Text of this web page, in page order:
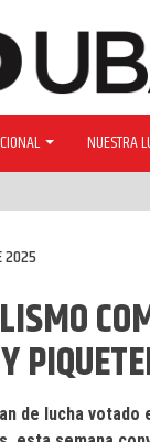
NUESTRA
2025
de lucha